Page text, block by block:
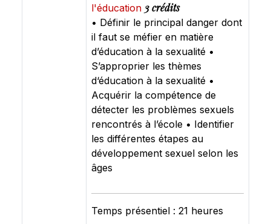
l'éducation 3 crédits
• Définir le principal danger dont
il faut se méfier en matière
d’éducation à la sexualité •
S’approprier les thèmes
d‘éducation à la sexualité •
Acquérir la compétence de
détecter les problèmes sexuels
rencontrés à l’école • Identifier
les différentes étapes au
développement sexuel selon les
âges
Temps présentiel : 21 heures